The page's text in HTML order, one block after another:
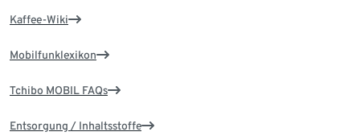
Kaffee-Wiki
Mobilfunklexikon
Tchibo MOBIL FAQs
Entsorgung / Inhaltsstoffe